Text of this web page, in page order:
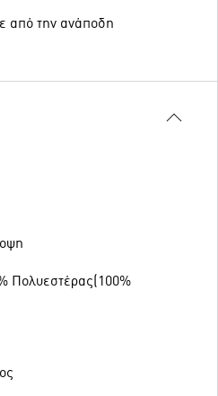
από την ανάποδη
Πολυεστέρας(100%